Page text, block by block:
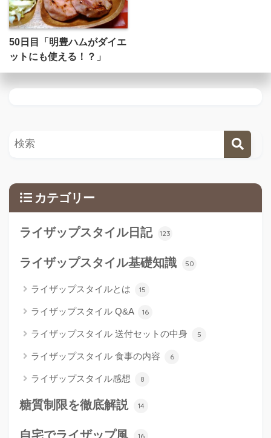
50日目「明豊ハムがダイエ
ットにも使える！？」
カテゴリー
ライザップスタイル日記 123
ライザップスタイル基礎知識 50
ライザップスタイルとは 15
ライザップスタイル Q&A 16
ライザップスタイル 送付セットの中身 5
ライザップスタイル 食事の内容 6
ライザップスタイル感想 8
糖質制限を徹底解説 14
自宅でライザップ風 16